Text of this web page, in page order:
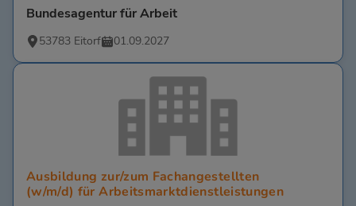
Bundesagentur für Arbeit
53783 Eitorf 01.09.2027
Ausbildung zur/zum Fachangestellten
(w/m/d) für Arbeitsmarktdienstleistungen